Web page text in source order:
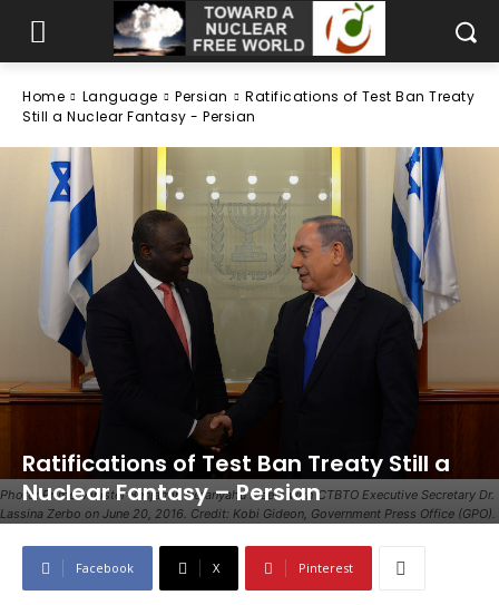
Home Language Persian
Ratifications of Test Ban Treaty
Still a Nuclear Fantasy - Persian
Photo: Prime Minister Benjamin Netanyahu Meets with CTBTO Executive Secretary Dr.
Lassina Zerbo on June 20, 2016. Credit: Kobi Gideon, Government Press Office (GPO).
Ratifications of Test Ban Treaty Still a
Nuclear Fantasy – Persian
Facebook X Pinterest